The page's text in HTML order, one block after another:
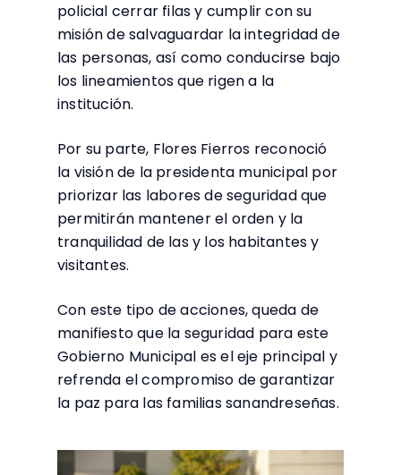
policial cerrar filas y cumplir con su
misión de salvaguardar la integridad de
las personas, así como conducirse bajo
los lineamientos que rigen a la
institución.
Por su parte, Flores Fierros reconoció
la visión de la presidenta municipal por
priorizar las labores de seguridad que
permitirán mantener el orden y la
tranquilidad de las y los habitantes y
visitantes.
Con este tipo de acciones, queda de
manifiesto que la seguridad para este
Gobierno Municipal es el eje principal y
refrenda el compromiso de garantizar
la paz para las familias sanandreseñas.